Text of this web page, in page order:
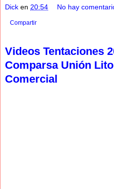
Dick en 20:54 No hay
Compartir
Videos Tentaciones
Comparsa Unión
Comercial